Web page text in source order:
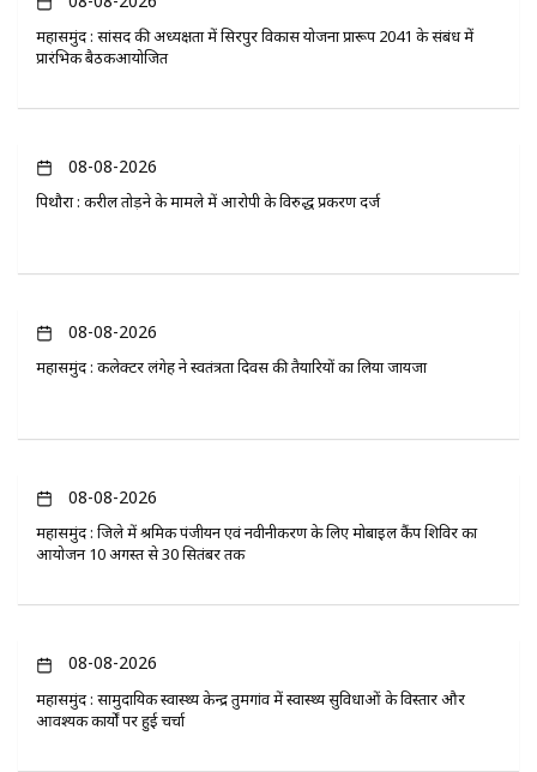
महासमुंद : सांसद की अध्यक्षता में सिरपुर विकास योजना प्रारूप 2041 के संबंध में
प्रारंभिक बैठकआयोजित
08-08-2026
पिथौरा : करील तोड़ने के मामले में आरोपी के विरुद्ध प्रकरण दर्ज
08-08-2026
महासमुंद : कलेक्टर लंगेह ने स्वतंत्रता दिवस की तैयारियों का लिया जायजा
08-08-2026
महासमुंद : जिले में श्रमिक पंजीयन एवं नवीनीकरण के लिए मोबाइल कैंप शिविर का
आयोजन 10 अगस्त से 30 सितंबर तक
08-08-2026
महासमुंद : सामुदायिक स्वास्थ्य केन्द्र तुमगांव में स्वास्थ्य सुविधाओं के विस्तार और
आवश्यक कार्यों पर हुई चर्चा